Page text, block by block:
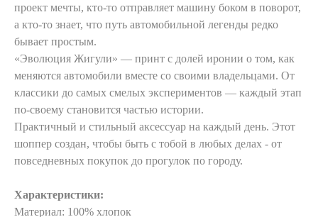
проект мечты, кто-то отправляет машину боком в поворот,
а кто-то знает, что путь автомобильной легенды редко
бывает простым.
«Эволюция Жигули» — принт с долей иронии о том, как
меняются автомобили вместе со своими владельцами. От
классики до самых смелых экспериментов — каждый этап
по-своему становится частью истории.
Практичный и стильный аксессуар на каждый день. Этот
шоппер создан, чтобы быть с тобой в любых делах - от
повседневных покупок до прогулок по городу.
Характеристики:
Материал: 100% хлопок